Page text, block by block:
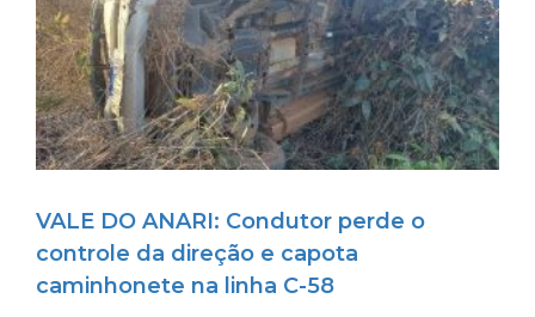
VALE DO ANARI: Condutor perde o
controle da direção e capota
caminhonete na linha C-58